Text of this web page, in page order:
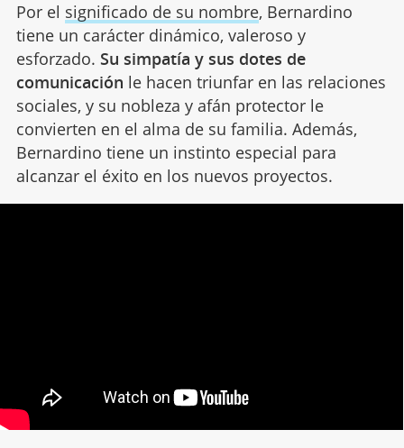
Por el significado de su nombre, Bernardino
tiene un carácter dinámico, valeroso y
esforzado. Su simpatía y sus dotes de
comunicación le hacen triunfar en las relaciones
sociales, y su nobleza y afán protector le
convierten en el alma de su familia. Además,
Bernardino tiene un instinto especial para
alcanzar el éxito en los nuevos proyectos.